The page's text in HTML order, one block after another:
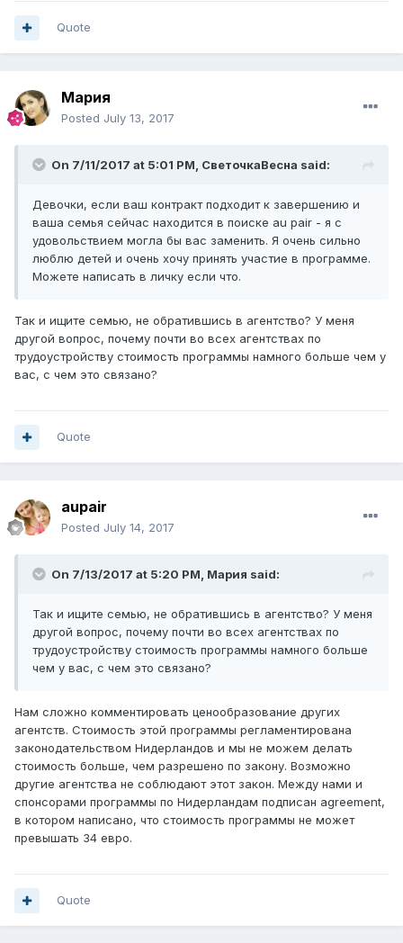
Quote
Мария
Posted July 13, 2017
On 7/11/2017 at 5:01 PM, СветочкаВесна said:
Девочки, если ваш контракт подходит к завершению и
ваша семья сейчас находится в поиске au pair - я с
удовольствием могла бы вас заменить. Я очень сильно
люблю детей и очень хочу принять участие в программе.
Можете написать в личку если что.
Так и ищите семью, не обратившись в агентство? У меня
другой вопрос, почему почти во всех агентствах по
трудоустройству стоимость программы намного больше чем у
вас, с чем это связано?
Quote
aupair
Posted July 14, 2017
On 7/13/2017 at 5:20 PM, Мария said:
Так и ищите семью, не обратившись в агентство? У меня
другой вопрос, почему почти во всех агентствах по
трудоустройству стоимость программы намного больше
чем у вас, с чем это связано?
Нам сложно комментировать ценообразование других
агентств. Стоимость этой программы регламентирована
законодательством Нидерландов и мы не можем делать
стоимость больше, чем разрешено по закону. Возможно
другие агентства не соблюдают этот закон. Между нами и
спонсорами программы по Нидерландам подписан agreement,
в котором написано, что стоимость программы не может
превышать 34 евро.
Quote